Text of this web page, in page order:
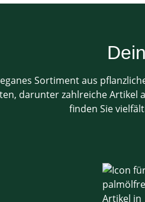
Sortiment aus
darunter zahlreiche Artikel
finden Sie